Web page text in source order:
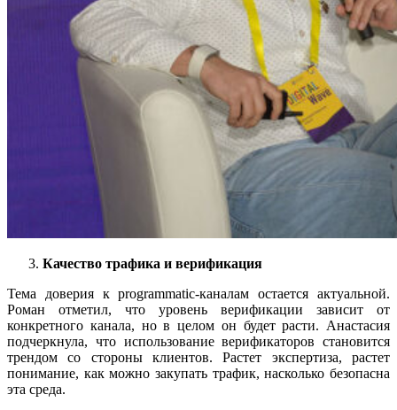
Качество трафика и верификация
Тема доверия к programmatic-каналам остается актуальной.
Роман отметил, что уровень верификации зависит от
конкретного канала, но в целом он будет расти. Анастасия
подчеркнула, что использование верификаторов становится
трендом со стороны клиентов. Растет экспертиза, растет
понимание, как можно закупать трафик, насколько безопасна
эта среда.